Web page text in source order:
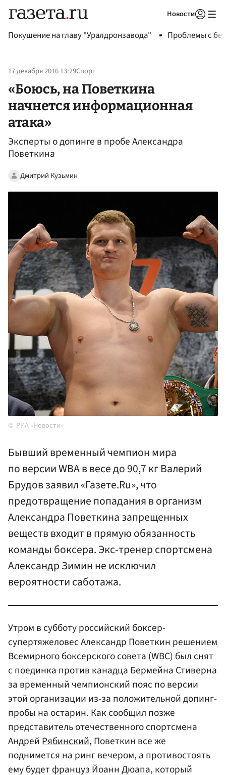
Новости
Покушение на главу "Уралдронзавода" Проблемы с
17 декабря 2016 13:29Спорт
«Боюсь, на Поветкина
начнется информационная
атака»
Эксперты о допинге в пробе Александра
Поветкина
Дмитрий Кузьмин
РИА «Новости»
Бывший временный чемпион мира
по версии WBA в весе до 90,7 кг Валерий
Брудов заявил «Газете.Ru», что
предотвращение попадания в организм
Александра Поветкина запрещенных
веществ входит в прямую обязанность
команды боксера. Экс-тренер спортсмена
Александр Зимин не исключил
вероятности саботажа.
Утром в субботу российский боксер-
супертяжеловес Александр Поветкин решением
Всемирного боксерского совета (WBC) был снят
с поединка против канадца Бермейна Стиверна
за временный чемпионский пояс по версии
этой организации из-за положительной допинг-
пробы на остарин. Как сообщил позже
представитель отечественного спортсмена
АндрейРябинский, Поветкин все же
поднимется на ринг вечером, а противостоять
ему будет француз Йоанн Дюапа, который